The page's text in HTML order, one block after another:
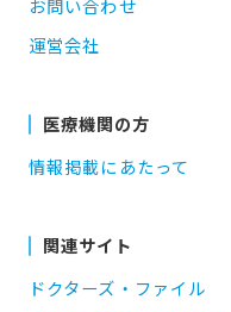
お問い合わせ
運営会社
医療機関の方
情報掲載にあたって
関連サイト
ドクターズ・ファイル